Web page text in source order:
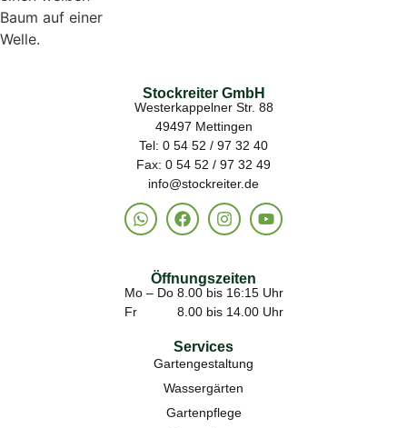
Stockreiter GmbH
Westerkappelner Str. 88
49497 Mettingen
Tel: 0 54 52 / 97 32 40
Fax: 0 54 52 / 97 32 49
info@stockreiter.de
Öffnungszeiten
Mo – Do 8.00 bis 16:15 Uhr
Fr 8.00 bis 14.00 Uhr
Services
Gartengestaltung
Wassergärten
Gartenpflege